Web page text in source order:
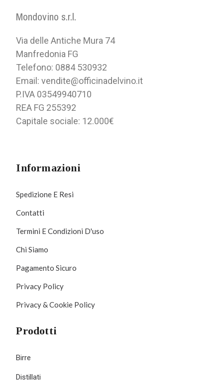
Mondovino s.r.l.
Via delle Antiche Mura 74
Manfredonia FG
Telefono: 0884 530932
Email: vendite@officinadelvino.it
P.IVA 03549940710
REA FG 255392
Capitale sociale: 12.000€
Informazioni
Spedizione E Resi
Contatti
Termini E Condizioni D'uso
Chi Siamo
Pagamento Sicuro
Privacy Policy
Privacy & Cookie Policy
Prodotti
Birre
Distillati